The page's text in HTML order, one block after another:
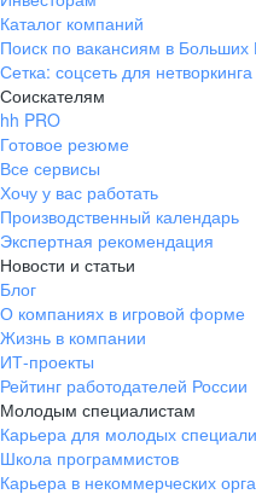
Каталог компаний
Поиск по вакансиям в Больших
Сетка: соцсеть для нетворкинга
Соискателям
hh PRO
Готовое резюме
Все сервисы
Хочу у вас работать
Производственный календарь
Экспертная рекомендация
Новости и статьи
Блог
О компаниях в игровой форме
Жизнь в компании
ИТ-проекты
Рейтинг работодателей России
Молодым специалистам
Карьера для молодых
Школа программистов
Карьера в некоммерческих